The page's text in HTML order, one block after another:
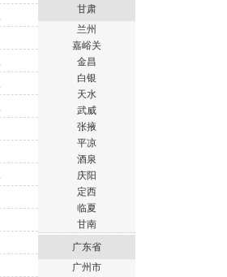
甘肃
兰州
嘉峪关
金昌
白银
天水
武威
张掖
平凉
酒泉
庆阳
定西
临夏
甘南
广东省
广州市